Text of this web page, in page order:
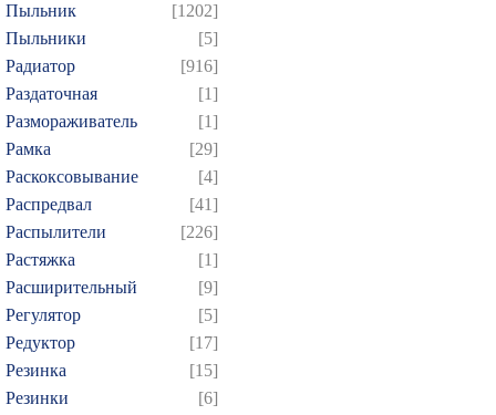
Пыльник
[1202]
Пыльники
[5]
Радиатор
[916]
Раздаточная
[1]
Размораживатель
[1]
Рамка
[29]
Раскоксовывание
[4]
Распредвал
[41]
Распылители
[226]
Растяжка
[1]
Расширительный
[9]
Регулятор
[5]
Редуктор
[17]
Резинка
[15]
Резинки
[6]